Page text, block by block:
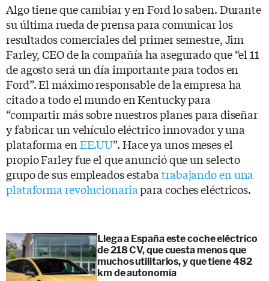
Algo tiene que cambiar y en Ford lo saben. Durante
su última rueda de prensa para comunicar los
resultados comerciales del primer semestre, Jim
Farley, CEO de la compañía ha asegurado que “el 11
de agosto será un día importante para todos en
Ford”. El máximo responsable de la empresa ha
citado a todo el mundo en Kentucky para
“compartir más sobre nuestros planes para diseñar
y fabricar un vehículo eléctrico innovador y una
plataforma enEE.UU”. Hace ya unos meses el
propio Farley fue el que anunció que un selecto
grupo de sus empleados estaba trabajando en una
plataforma revolucionariapara coches eléctricos.
Llega a España este coche eléctrico
de 218 CV, que cuesta menos que
muchos utilitarios, y que tiene 482
km de autonomía